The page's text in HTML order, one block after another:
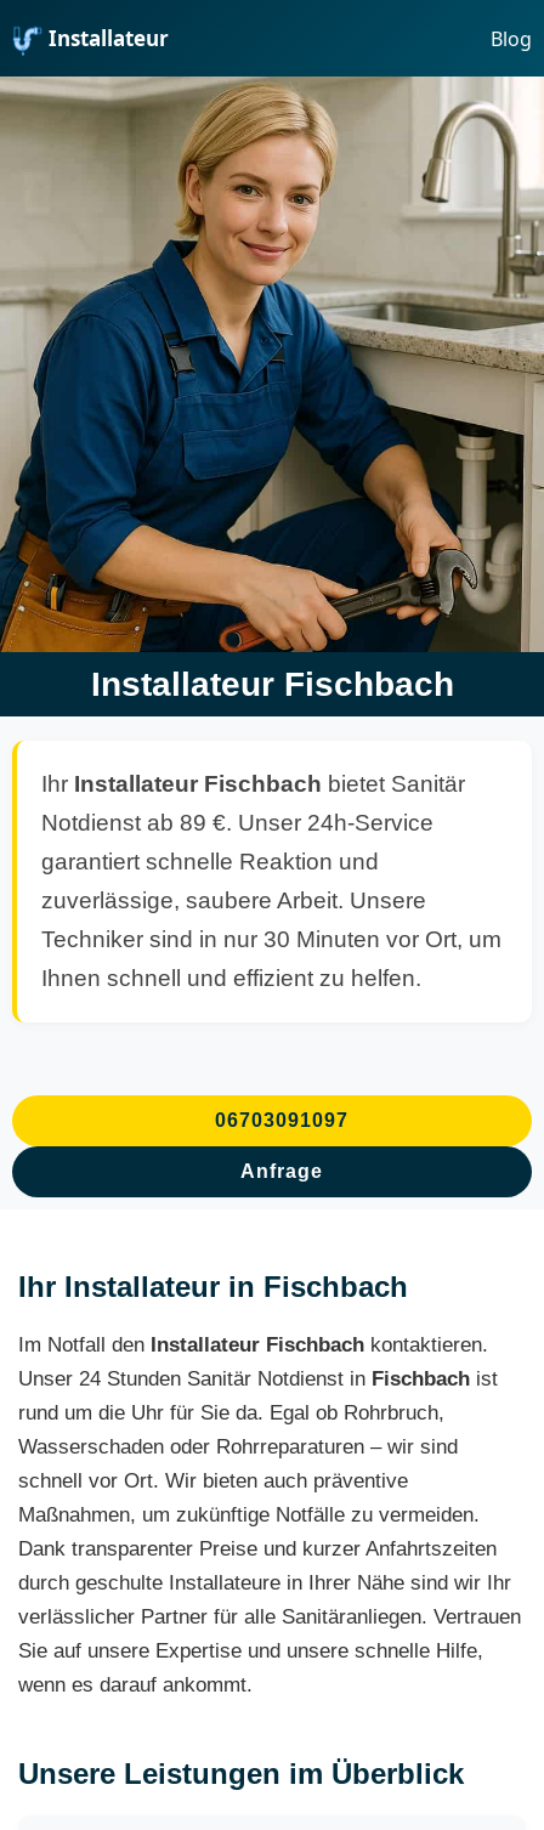
Installateur Blog
Installateur Fischbach
Ihr Installateur Fischbach bietet Sanitär
Notdienst ab 89 €. Unser 24h-Service
garantiert schnelle Reaktion und
zuverlässige, saubere Arbeit. Unsere
Techniker sind in nur 30 Minuten vor Ort, um
Ihnen schnell und effizient zu helfen.
06703091097
Anfrage
Ihr Installateur in Fischbach
Im Notfall den Installateur Fischbach kontaktieren.
Unser 24 Stunden Sanitär Notdienst in Fischbach ist
rund um die Uhr für Sie da. Egal ob Rohrbruch,
Wasserschaden oder Rohrreparaturen – wir sind
schnell vor Ort. Wir bieten auch präventive
Maßnahmen, um zukünftige Notfälle zu vermeiden.
Dank transparenter Preise und kurzer Anfahrtszeiten
durch geschulte Installateure in Ihrer Nähe sind wir Ihr
verlässlicher Partner für alle Sanitäranliegen. Vertrauen
Sie auf unsere Expertise und unsere schnelle Hilfe,
wenn es darauf ankommt.
Unsere Leistungen im Überblick